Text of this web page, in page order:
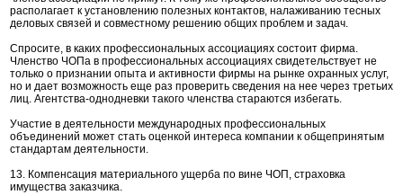
располагает к установлению полезных контактов, налаживанию тесных
деловых связей и совместному решению общих проблем и задач.
Спросите, в каких профессиональных ассоциациях состоит фирма.
Членство ЧОПа в профессиональных ассоциациях свидетельствует не
только о признании опыта и активности фирмы на рынке охранных услуг,
но и дает возможность еще раз проверить сведения на нее через третьих
лиц. Агентства-однодневки такого членства стараются избегать.
Участие в деятельности международных профессиональных
объединений может стать оценкой интереса компании к общепринятым
стандартам деятельности.
13. Компенсация материального ущерба по вине ЧОП, страховка
имущества заказчика.